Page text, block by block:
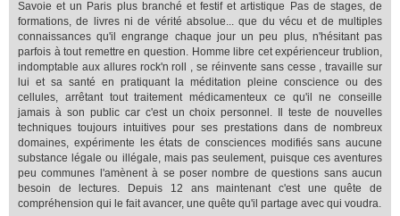
Savoie et un Paris plus branché et festif et artistique Pas de stages, de
formations, de livres ni de vérité absolue... que du vécu et de multiples
connaissances qu'il engrange chaque jour un peu plus, n'hésitant pas
parfois à tout remettre en question. Homme libre cet expérienceur trublion,
indomptable aux allures rock'n roll , se réinvente sans cesse , travaille sur
lui et sa santé en pratiquant la méditation pleine conscience ou des
cellules, arrêtant tout traitement médicamenteux ce qu'il ne conseille
jamais à son public car c'est un choix personnel. Il teste de nouvelles
techniques toujours intuitives pour ses prestations dans de nombreux
domaines, expérimente les états de consciences modifiés sans aucune
substance légale ou illégale, mais pas seulement, puisque ces aventures
peu communes l'amènent à se poser nombre de questions sans aucun
besoin de lectures. Depuis 12 ans maintenant c'est une quête de
compréhension qui le fait avancer, une quête qu'il partage avec qui voudra.